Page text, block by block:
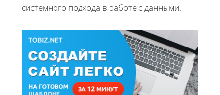
системного подхода в работе с данными.